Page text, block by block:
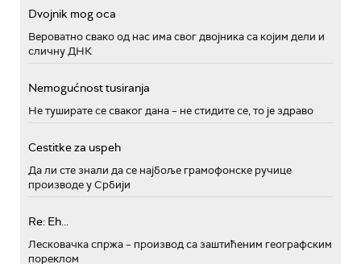
Dvojnik mog oca
Вероватно свако од нас има свог двојника са којим дели и
сличну ДНК
Nemogućnost tusiranja
Не туширате се сваког дана – не стидите се, то је здраво
Cestitke za uspeh
Да ли сте знали да се најбоље грамофонске ручице
производе у Србији
Re: Eh...
Лесковачка спржа – производ са заштићеним географским
пореклом